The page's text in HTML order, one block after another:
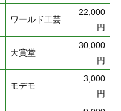
ワールド工芸
22,000
円
天賞堂
30,000
円
モデモ
3,000
円